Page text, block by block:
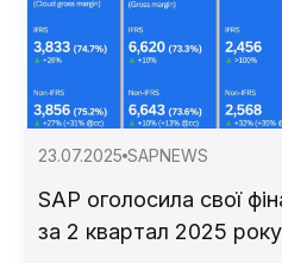
23.07.2025 SAPNEWS
SAP оголосила свої
за 2 квартал 2025 року